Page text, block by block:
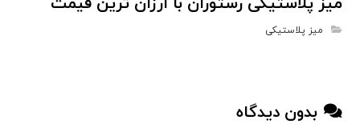
میز پلاستیکی
بدون دیدگاه